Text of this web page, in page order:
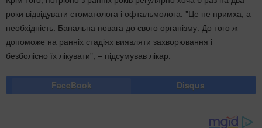
роки відвідувати стоматолога і офтальмолога. "Це не примха, а
необхідність. Банальна повага до свого організму. До того ж
допоможе на ранніх стадіях виявляти захворювання і
безболісно їх лікувати", – підсумував лікар.
FaceBook Disqus